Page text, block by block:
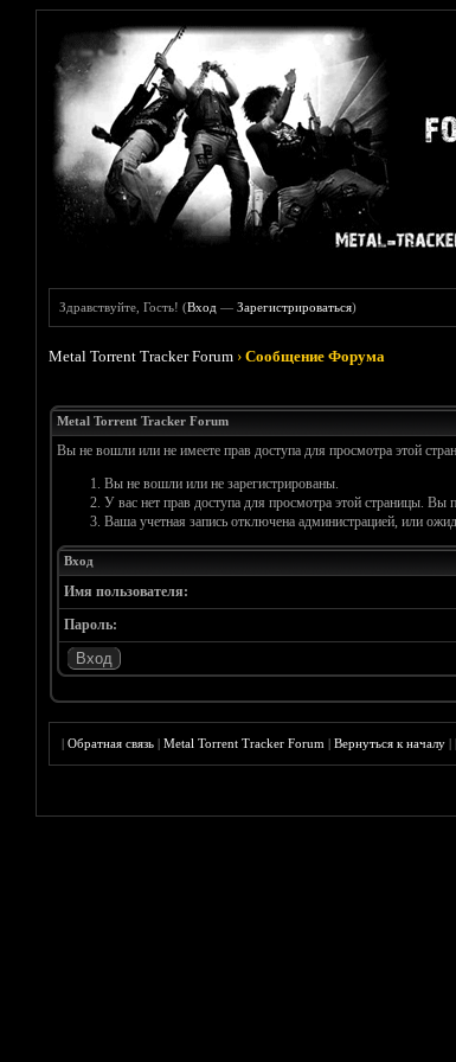
Здравствуйте, Гость! (Вход —Зарегистрироваться)
Metal Torrent Tracker Forum ›Сообщение Форума
Metal Torrent Tracker Forum
Вы не вошли или не имеете прав доступа для просмотра этой
Вы не вошли или не зарегистрированы.
У вас нет прав доступа для просмотра этой страницы. Вы
Ваша учетная запись отключена администрацией, или
Вход
Имя пользователя:
Пароль:
|Обратная связь |Metal Torrent Tracker Forum |Вернуться к началу |